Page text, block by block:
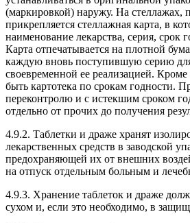
(маркировкой) наружу. На стеллажах,
прикрепляется стеллажная карта, в
наименование лекарства, серия, срок
Карта отпечатывается на плотной
каждую вновь поступившую серию для
своевременной ее реализацией.
быть картотека по срокам годности.
переконтролю и с истекшим сроком
отдельно от прочих до получения
4.9.2. Таблетки и драже хранят
лекарственных средств в заводской
предохраняющей их от внешних
на отпуск отдельным больным и
4.9.3. Хранение таблеток и драже
сухом и, если это необходимо, в